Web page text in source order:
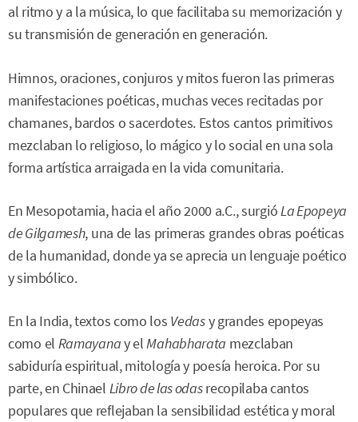
al ritmo y a la música, lo que facilitaba su memorización y
su transmisión de generación en generación.
Himnos, oraciones, conjuros y mitos fueron las primeras
manifestaciones poéticas, muchas veces recitadas por
chamanes, bardos o sacerdotes. Estos cantos primitivos
mezclaban lo religioso, lo mágico y lo social en una sola
forma artística arraigada en la vida comunitaria.
En Mesopotamia, hacia el año 2000 a.C., surgióLa Epopeya
de Gilgamesh, una de las primeras grandes obras poéticas
de la humanidad, donde ya se aprecia un lenguaje poético
y simbólico.
En la India, textos como los Vedasy grandes epopeyas
como el Ramayanay elMahabharata mezclaban
sabiduría espiritual, mitología y poesía heroica. Por su
parte, en Chinael Libro de las odasrecopilaba cantos
populares que reflejaban la sensibilidad estética y moral